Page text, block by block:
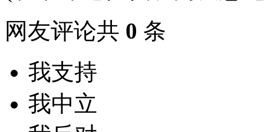
网友评论共 0 条
我支持
我中立